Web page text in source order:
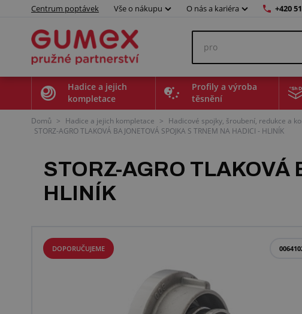
Centrum poptávek Vše o nákupu O nás a kariéra +420
Hadice a jejich
kompletace
Profily a výroba
těsnění
Domů > Hadice a jejich kompletace > Hadicové spojky, šroubení, redukce a
STORZ-AGRO TLAKOVÁ BAJONETOVÁ SPOJKA S TRNEM NA HADICI - HLINÍK
STORZ-AGRO TLAKOVÁ
HLINÍK
DOPORUČUJEME